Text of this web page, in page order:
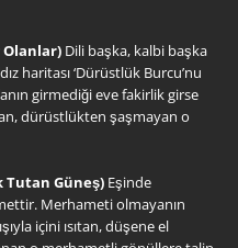
Olanlar) Dili başka, kalbi başka
haritası ‘Dürüstlük Burcu’nu
girmediği eve fakirlik girse
dürüstlükten şaşmayan o
Tutan Güneş) Eşinde
Merhameti olmayanın
içini ısıtan, düşene el